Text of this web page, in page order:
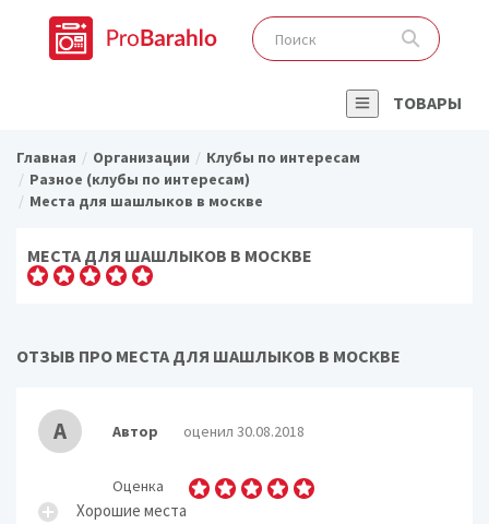
ТОВАРЫ
Главная Организации
Клубы по интересам
Разное (клубы по интересам)
Места для шашлыков в москве
МЕСТА ДЛЯ ШАШЛЫКОВ В МОСКВЕ
ОТЗЫВ ПРО МЕСТА ДЛЯ ШАШЛЫКОВ В МОСКВЕ
А Автор оценил 30.08.2018
Оценка
Хорошие места